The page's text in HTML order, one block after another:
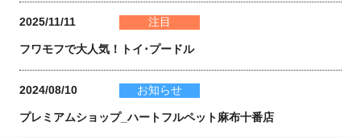
2025/11/11 注目
フワモフで大人気！トイ･プードル
2024/08/10 お知らせ
プレミアムショップ_ハートフルペット麻布十番店